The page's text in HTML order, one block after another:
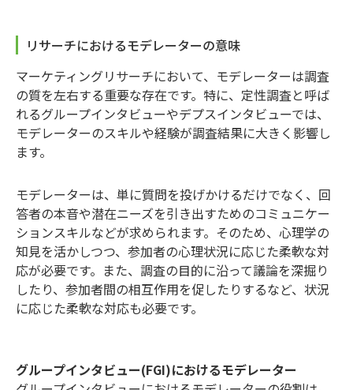
リサーチにおけるモデレーターの意味
マーケティングリサーチにおいて、モデレーターは調査
の質を左右する重要な存在です。特に、定性調査と呼ば
れるグループインタビューやデプスインタビューでは、
モデレーターのスキルや経験が調査結果に大きく影響し
ます。
モデレーターは、単に質問を投げかけるだけでなく、回
答者の本音や潜在ニーズを引き出すためのコミュニケー
ションスキルなどが求められます。そのため、心理学の
知見を活かしつつ、参加者の心理状況に応じた柔軟な対
応が必要です。また、調査の目的に沿って議論を深掘り
したり、参加者間の相互作用を促したりするなど、状況
に応じた柔軟な対応も必要です。
グループインタビュー(FGI)におけるモデレーター